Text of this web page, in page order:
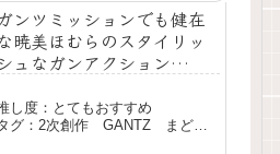
ンツミッションでも健在
暁美ほむらのスタイリッ
ュなガンアクション
し度：とてもおすすめ
グ：2次創作 GANTZ まどマ